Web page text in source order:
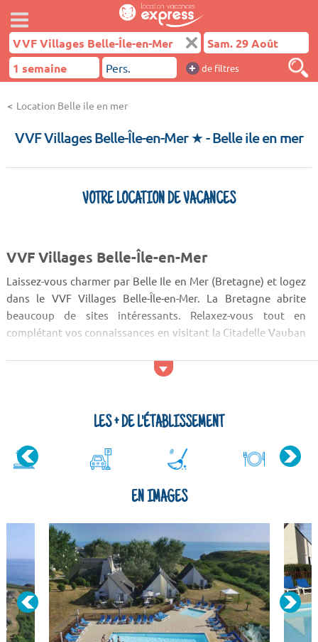
+ de filtres
Location Belle ile en mer
VVF Villages Belle-Île-en-Mer ★- Belle ile en mer
VOTRE LOCATION DE VACANCES
VVF Villages Belle-Île-en-Mer
Laissez-vous charmer par Belle Ile en Mer (Bretagne) et logez
dans le VVF Villages Belle-Île-en-Mer. La Bretagne abrite
beaucoup de sites intéressants. Relaxez-vous tout en
complétant vos connaissances en visitant la Citadelle Vauban
local au travers des fortifications de Vauban. Après les visites
LES + DE L'ÉTABLISSEMENT
EN IMAGES